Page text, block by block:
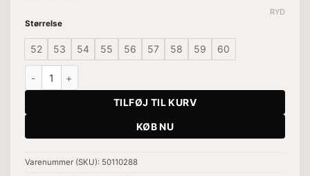
Størrelse
52 53 54 55 56 57 58 59 60
RYD
TILFØJ TIL KURV
KØB NU
Varenummer (SKU): 50110288